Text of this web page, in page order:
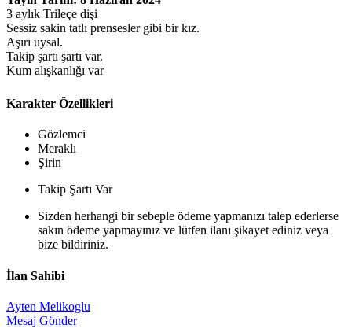
3 aylık Trileçe dişi
Sessiz sakin tatlı prensesler gibi bir kız.
Aşırı uysal.
Takip şartı şartı var.
Kum alışkanlığı var
Karakter Özellikleri
Gözlemci
Meraklı
Şirin
Takip Şartı Var
Sizden herhangi bir sebeple ödeme yapmanızı talep ederlerse
sakın ödeme yapmayınız ve lütfen ilanı şikayet ediniz veya
bize bildiriniz.
İlan Sahibi
Ayten Melikoglu
Mesaj Gönder